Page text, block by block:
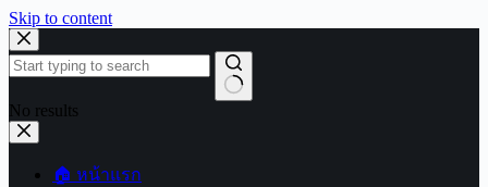
Skip to content
No results
🏠 หน้าแรก